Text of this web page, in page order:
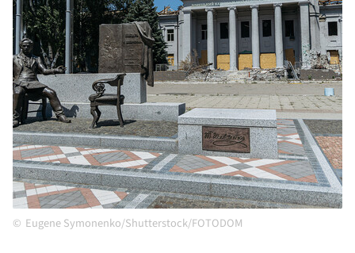
Eugene Symonenko/Shutterstock/FOTODOM